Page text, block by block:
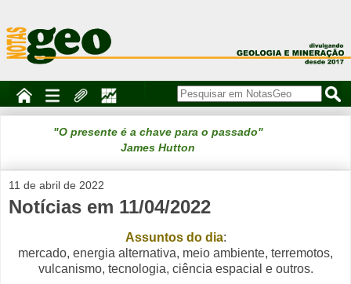
"O presente é a chave para o passado"
James Hutton
11 de abril de 2022
Notícias em 11/04/2022
Assuntos do dia:
mercado, energia alternativa, meio ambiente, terremotos,
vulcanismo, tecnologia, ciência espacial e outros.